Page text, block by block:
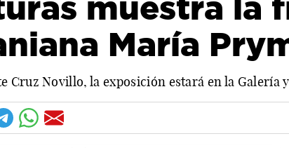
María
Cruz Novillo, la exposición estará en la Galería